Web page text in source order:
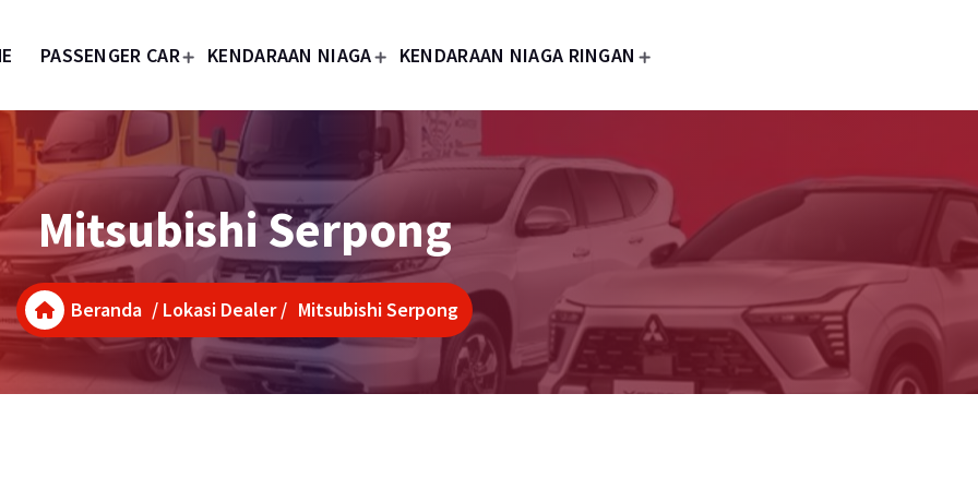
PASSENGER CAR KENDARAAN NIAGA KENDARAAN NIAGA RINGAN
Mitsubishi Serpong
Beranda / Lokasi Dealer/ Mitsubishi Serpong